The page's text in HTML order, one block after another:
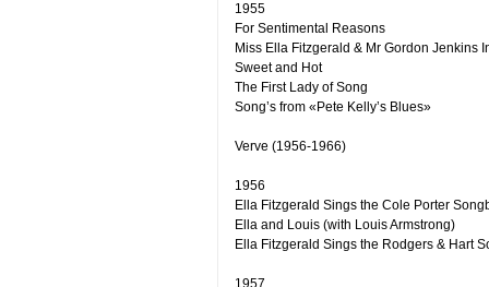
1955
For Sentimental Reasons
Miss Ella Fitzgerald & Mr Gordon Jenkins
Sweet and Hot
The First Lady of Song
Song’s from «Pete Kelly’s Blues»
Verve (1956-1966)
1956
Ella Fitzgerald Sings the Cole Porter
Ella and Louis (with Louis Armstrong)
Ella Fitzgerald Sings the Rodgers & Hart
1957